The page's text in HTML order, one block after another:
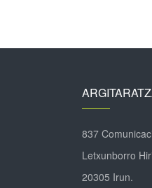
837
Letxunborro
20305 Irun.